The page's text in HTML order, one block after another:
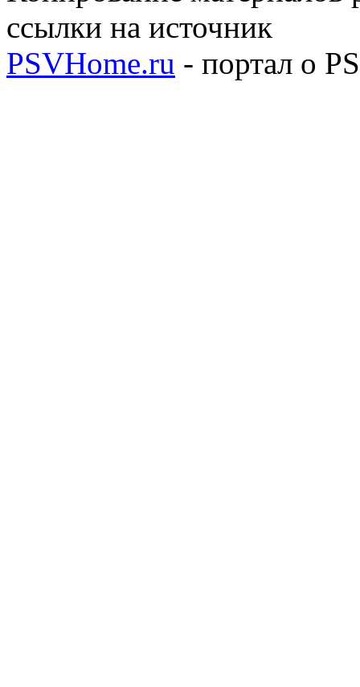
ссылки на источник
PSVHome.ru - портал о